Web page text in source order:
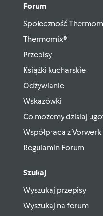
Forum
Społeczność
Thermomix®
Przepisy
Książki kucharskie
Odżywianie
Wskazówki
Co możemy dzisiaj
Współpraca z Vorwerk
Regulamin Forum
Szukaj
Wyszukaj przepisy
Wyszukaj na forum